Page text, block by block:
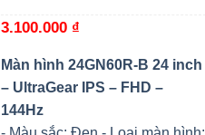
3.100.000 ₫
Màn hình 24GN60R-B 24 inch
– UltraGear IPS – FHD –
144Hz